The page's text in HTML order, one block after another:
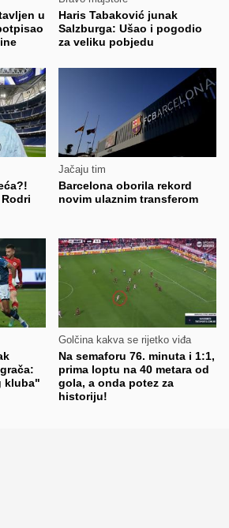
u
Haris Tabaković junak
Salzburga: Ušao i pogodio
za veliku pobjedu
Jačaju tim
Barcelona oborila rekord
novim ulaznim transferom
kluba"
Golčina kakva se rijetko viđa
Na semaforu 76. minuta i 1:1,
prima loptu na 40 metara od
gola, a onda potez za
historiju!